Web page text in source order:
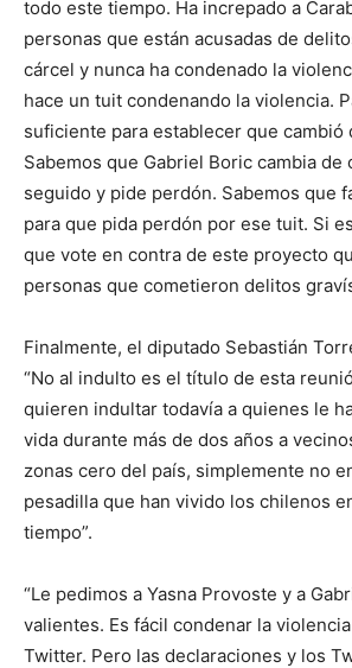
todo este tiempo. Ha increpado a
personas que están acusadas de
cárcel y nunca ha condenado la
hace un tuit condenando la violencia.
suficiente para establecer que cambió
Sabemos que Gabriel Boric cambia de
seguido y pide perdón. Sabemos que
para que pida perdón por ese tuit. Si
que vote en contra de este proyecto
personas que cometieron delitos
Finalmente, el diputado Sebastián
“No al indulto es el título de esta
quieren indultar todavía a quienes le
vida durante más de dos años a
zonas cero del país, simplemente no
pesadilla que han vivido los chilenos
tiempo”.
“Le pedimos a Yasna Provoste y a
valientes. Es fácil condenar la
Twitter. Pero las declaraciones y los